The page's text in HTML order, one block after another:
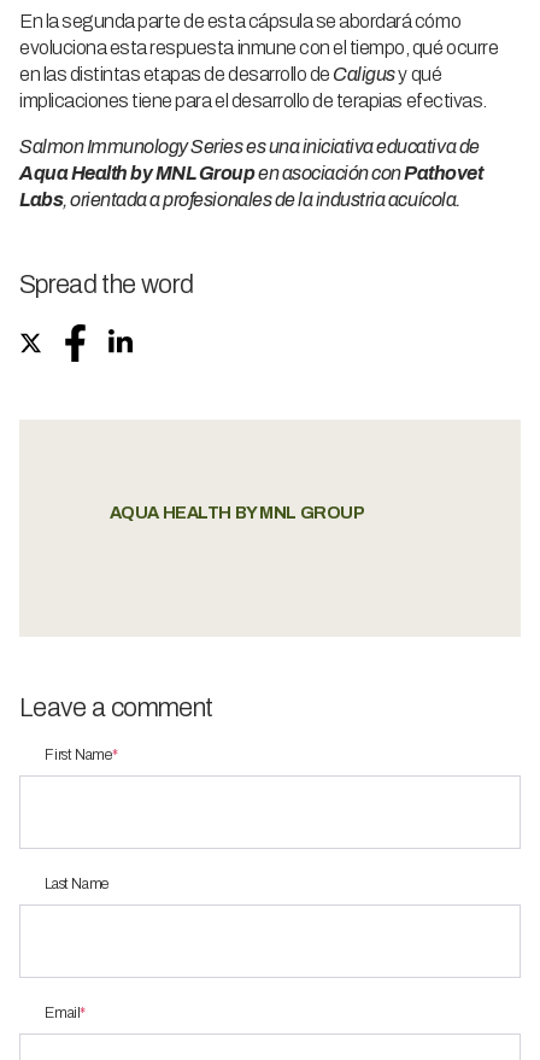
En la segunda parte de esta cápsula se abordará cómo
evoluciona esta respuesta inmune con el tiempo, qué ocurre
en las distintas etapas de desarrollo de Caligusy qué
implicaciones tiene para el desarrollo de terapias efectivas.
Salmon Immunology Series es una iniciativa educativa de
Aqua Health by MNL Groupen asociación conPathovet
Labs, orientada a profesionales de la industria acuícola.
Spread the word
AQUA HEALTH BY MNL GROUP
Leave a comment
First Name*
Last Name
Email*